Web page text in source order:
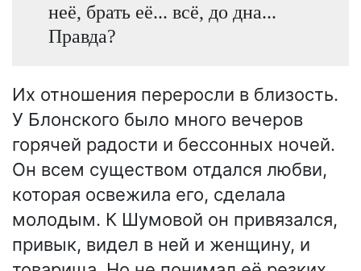
неё, брать её... всё, до дна...
Правда?
Их отношения переросли в близость.
У Блонского было много вечеров
горячей радости и бессонных ночей.
Он всем существом отдался любви,
которая освежила его, сделала
молодым. К Шумовой он привязался,
привык, видел в ней и женщину, и